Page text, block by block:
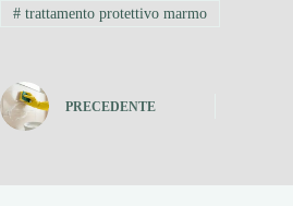
#trattamento protettivo marmo
PRECEDENTE